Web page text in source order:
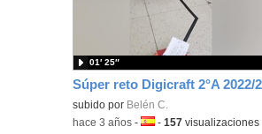
Contenido educativo.
subido por Belén C.
01′ 25″
-hace 3 años -Idioma:
-157 visualizaciones